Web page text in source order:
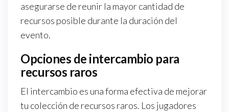
asegurarse de reunir la mayor cantidad de
recursos posible durante la duración del
evento.
Opciones de intercambio para
recursos raros
El intercambio es una forma efectiva de mejorar
tu colección de recursos raros. Los jugadores